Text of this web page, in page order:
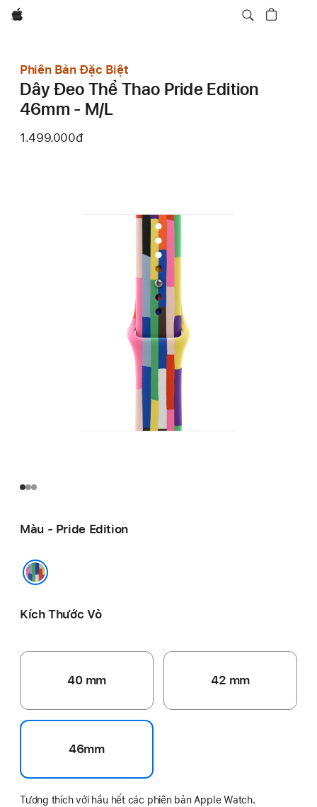
Apple
Phiên Bản Đặc Biệt
Dây Đeo Thể Thao Pride Edition
46mm - M/L
1.499.000đ
Màu - Pride Edition
Kích Thước Vỏ
40 mm 42 mm
46mm
Tương thích với hầu hết các phiên bản Apple Watch.